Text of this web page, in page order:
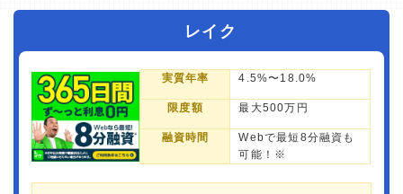
レイク
実質年率 4.5%〜18.0%
限度額 最大500万円
融資時間
Webで最短8分融資も
可能！※